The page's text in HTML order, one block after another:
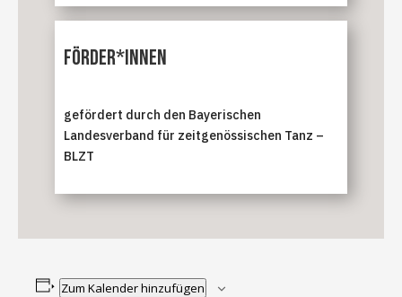
Förder*innen
gefördert durch den Bayerischen
Landesverband für zeitgenössischen Tanz –
BLZT
Zum Kalender hinzufügen